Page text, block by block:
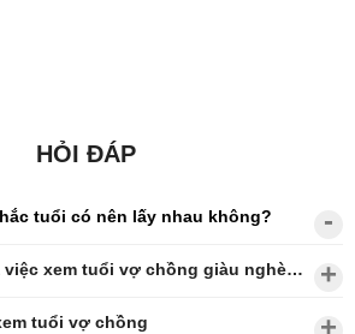
HỎI ĐÁP
tuổi có nên lấy nhau không?
Câu hỏi: Ý nghĩa của việc xem tuổi vợ chồng giàu nghèo?
tuổi vợ chồng